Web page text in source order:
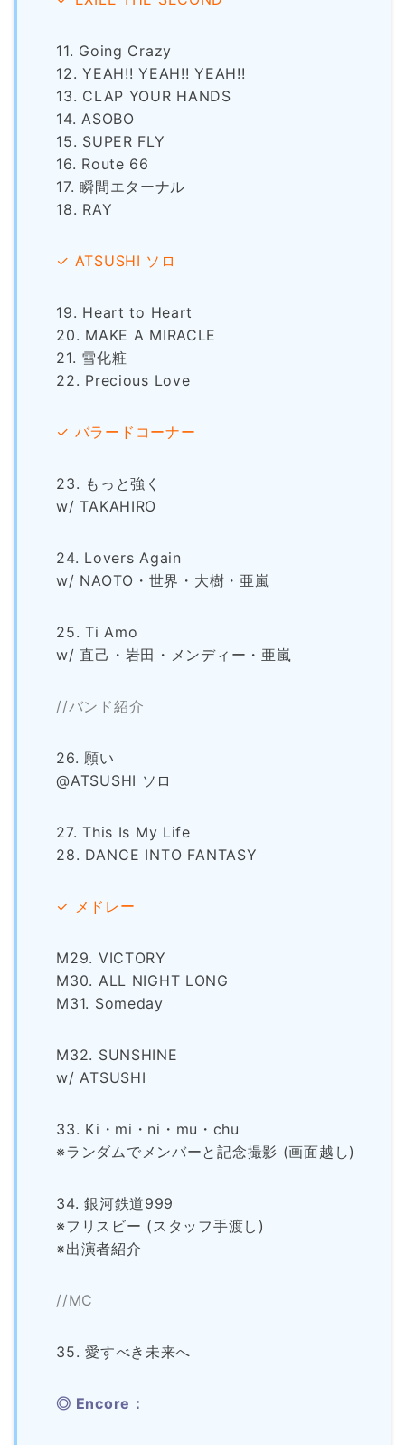
11. Going Crazy
12. YEAH!! YEAH!! YEAH!!
13. CLAP YOUR HANDS
14. ASOBO
15. SUPER FLY
16. Route 66
17. 瞬間エターナル
18. RAY
✓ ATSUSHI ソロ
19. Heart to Heart
20. MAKE A MIRACLE
21. 雪化粧
22. Precious Love
✓ バラードコーナー
23. もっと強く
w/ TAKAHIRO
24. Lovers Again
w/ NAOTO・世界・大樹・亜嵐
25. Ti Amo
w/ 直己・岩田・メンディー・亜嵐
//バンド紹介
26. 願い
@ATSUSHI ソロ
27. This Is My Life
28. DANCE INTO FANTASY
✓ メドレー
M29. VICTORY
M30. ALL NIGHT LONG
M31. Someday
M32. SUNSHINE
w/ ATSUSHI
33. Ki・mi・ni・mu・chu
※ランダムでメンバーと記念撮影 (画面越し)
34. 銀河鉄道999
※フリスビー (スタッフ手渡し)
※出演者紹介
//MC
35. 愛すべき未来へ
◎ Encore：